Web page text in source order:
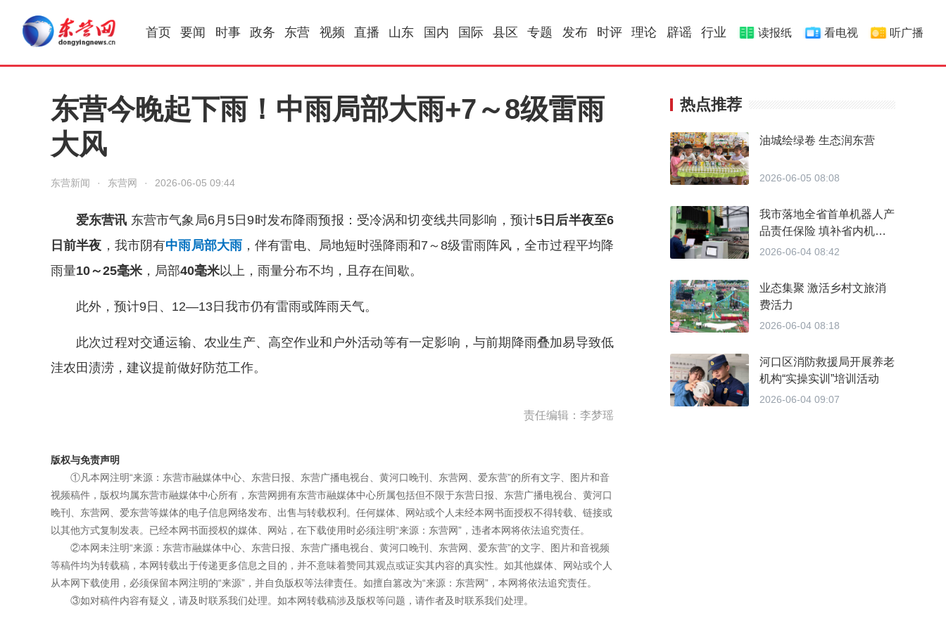
首页 要闻 时事 政务 东营 视频 直播 山东 国内 国际 县区 专题 发布 时评 理论 辟谣 行业 读报纸 看电视 听广播
东营今晚起下雨！中雨局部大雨+7～8级雷雨
大风
东营新闻 · 东营网 · 2026-06-05 09:44
爱东营讯 东营市气象局6月5日9时发布降雨预报：受冷涡和切变线共同影响，预计5日后半夜至6
日前半夜 ，我市阴有中雨局部大雨 ，伴有雷电、局地短时强降雨和7～8级雷雨阵风，全市过程平均降
雨量10～25毫米，局部40毫米以上，雨量分布不均，且存在间歇。
此外，预计9日、12—13日我市仍有雷雨或阵雨天气。
此次过程对交通运输、农业生产、高空作业和户外活动等有一定影响，与前期降雨叠加易导致低
洼农田渍涝，建议提前做好防范工作。
责任编辑：李梦瑶
版权与免责声明
①凡本网注明“来源：东营市融媒体中心、东营日报、东营广播电视台、黄河口晚刊、东营网、爱东营”的所有文字、图片和音
视频稿件，版权均属东营市融媒体中心所有，东营网拥有东营市融媒体中心所属包括但不限于东营日报、东营广播电视台、黄河口
晚刊、东营网、爱东营等媒体的电子信息网络发布、出售与转载权利。任何媒体、网站或个人未经本网书面授权不得转载、链接或
以其他方式复制发表。已经本网书面授权的媒体、网站，在下载使用时必须注明“来源：东营网”，违者本网将依法追究责任。
②本网未注明“来源：东营市融媒体中心、东营日报、东营广播电视台、黄河口晚刊、东营网、爱东营”的文字、图片和音视频
等稿件均为转载稿，本网转载出于传递更多信息之目的，并不意味着赞同其观点或证实其内容的真实性。如其他媒体、网站或个人
从本网下载使用，必须保留本网注明的“来源”，并自负版权等法律责任。如擅自篡改为“来源：东营网”，本网将依法追究责任。
③如对稿件内容有疑义，请及时联系我们处理。如本网转载稿涉及版权等问题，请作者及时联系我们处理。
热点推荐
油城绘绿卷 生态润东营
2026-06-05 08:08
我市落地全省首单机器人产
品责任保险 填补省内机器
人商用运营专属保险服务的
2026-06-04 08:42
业态集聚 激活乡村文旅消
费活力
2026-06-04 08:18
河口区消防救援局开展养老
机构“实操实训”培训活动
2026-06-04 09:07